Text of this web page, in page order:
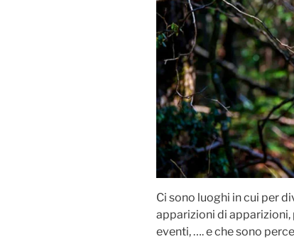
Ci sono luoghi in cui per
apparizioni di
eventi, …. e che sono